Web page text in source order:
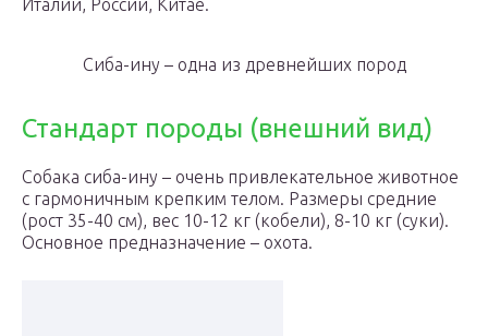
Италии, России, Китае.
Сиба-ину – одна из древнейших пород
Стандарт породы (внешний вид)
Собака сиба-ину – очень привлекательное животное
с гармоничным крепким телом. Размеры средние
(рост 35-40 см), вес 10-12 кг (кобели), 8-10 кг (суки).
Основное предназначение – охота.